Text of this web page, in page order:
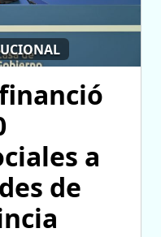
a
de